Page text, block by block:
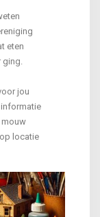
eten
jou
locatie